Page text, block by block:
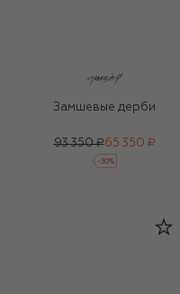
Замшевые дерби
93 350 ₽65 350 ₽
-30%